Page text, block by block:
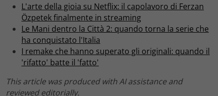
L'arte della gioia su Netflix: il capolavoro di Ferzan
Özpetek finalmente in streaming
Le Mani dentro la Città 2: quando torna la serie che
ha conquistato l'Italia
I remake che hanno superato gli originali: quando il
'rifatto' batte il 'fatto'
This article was produced with AI assistance and
reviewed editorially.